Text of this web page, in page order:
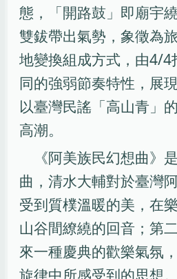
態，「開路鼓」即廟宇
雙鈸帶出氣勢，象徵為
地變換組成方式，由4/
同的強弱節奏特性，展
以臺灣民謠「高山青」
高潮。
《阿美族民幻想曲》
曲，清水大輔對於臺灣
受到質樸溫暖的美，在
山谷間繚繞的回音；第
來一種慶典的歡樂氣氛
旋律中所感受到的思想。